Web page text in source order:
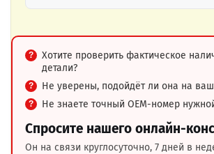
Хотите проверить фактическое
детали?
Не уверены, подойдёт ли она на
Не знаете точный OEM-номер
Спросите нашего онлайн-
Он на связи круглосуточно, 7 дней в